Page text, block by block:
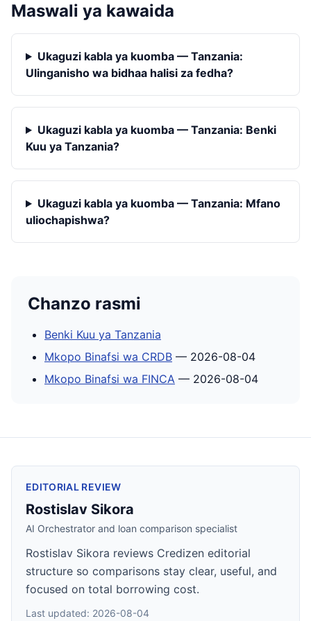
Maswali ya kawaida
Ukaguzi kabla ya kuomba — Tanzania:
Ulinganisho wa bidhaa halisi za fedha?
Ukaguzi kabla ya kuomba — Tanzania: Benki
Kuu ya Tanzania?
Ukaguzi kabla ya kuomba — Tanzania: Mfano
uliochapishwa?
Chanzo rasmi
Benki Kuu ya Tanzania
Mkopo Binafsi wa CRDB — 2026-08-04
Mkopo Binafsi wa FINCA — 2026-08-04
EDITORIAL REVIEW
Rostislav Sikora
AI Orchestrator and loan comparison specialist
Rostislav Sikora reviews Credizen editorial
structure so comparisons stay clear, useful, and
focused on total borrowing cost.
Last updated: 2026-08-04